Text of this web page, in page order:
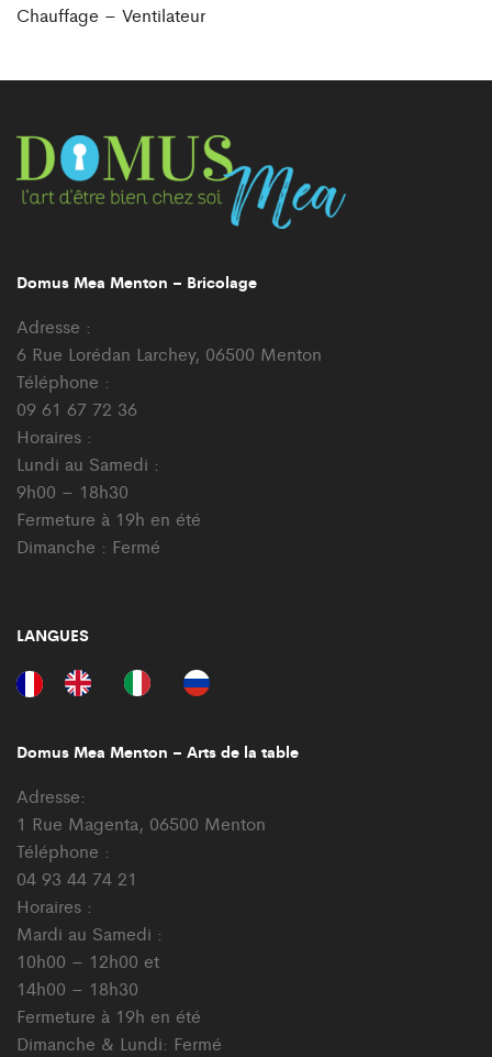
Chauffage – Ventilateur
Domus Mea Menton – Bricolage
Adresse :
6 Rue Lorédan Larchey, 06500 Menton
Téléphone :
09 61 67 72 36
Horaires :
Lundi au Samedi :
9h00 – 18h30
Fermeture à 19h en été
Dimanche : Fermé
LANGUES
Domus Mea Menton – Arts de la table
Adresse:
1 Rue Magenta, 06500 Menton
Téléphone :
04 93 44 74 21
Horaires :
Mardi au Samedi :
10h00 – 12h00 et
14h00 – 18h30
Fermeture à 19h en été
Dimanche & Lundi: Fermé